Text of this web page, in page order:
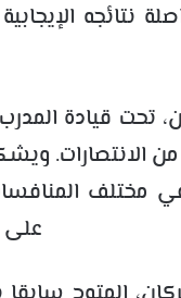
نتائجه
تحت قيادة
الانتصارات.
وفي مختلف